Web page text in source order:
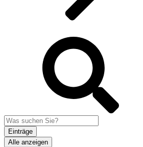
Einträge
Alle anzeigen